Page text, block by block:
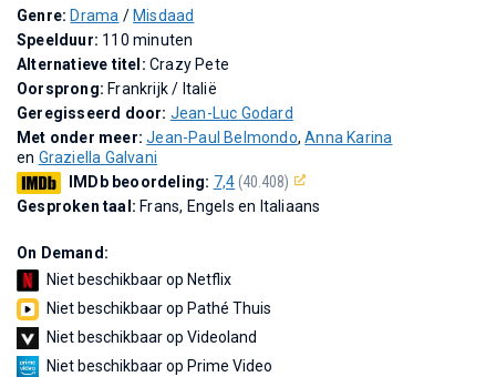
Genre: Drama / Misdaad
Speelduur: 110 minuten
Alternatieve titel: Crazy Pete
Oorsprong: Frankrijk / Italië
Geregisseerd door: Jean-Luc Godard
Met onder meer:Jean-Paul Belmondo,Anna Karina
en Graziella Galvani
IMDb beoordeling: 7,4(40.408)
Gesproken taal: Frans, Engels en Italiaans
On Demand:
Niet beschikbaar op Netflix
Niet beschikbaar op Pathé Thuis
Niet beschikbaar op Videoland
Niet beschikbaar op Prime Video